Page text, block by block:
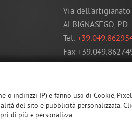
Via dell’artigianato
ALBIGNASEGO, PD
Tel.
Fax
indirizzi IP) e fanno uso di Cookie,
del sito e pubblicità personalizzata.
di più e personalizza.